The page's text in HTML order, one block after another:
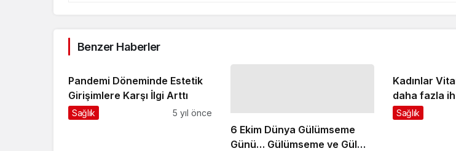
Benzer Haberler
Pandemi Döneminde Estetik
Girişimlere Karşı İlgi Arttı
Sağlık 5 yıl önce
6 Ekim Dünya Gülümseme
Günü… Gülümseme ve Gülme
Kadınlar
daha fazla
Sağlık